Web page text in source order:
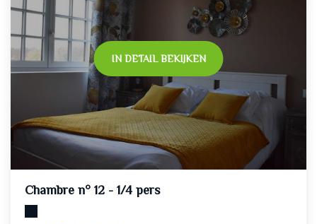
IN DETAIL BEKIJKEN
Chambre n° 12 - 1/4 pers